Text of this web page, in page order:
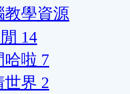
教學資源
14
哈啦 7
世界 2